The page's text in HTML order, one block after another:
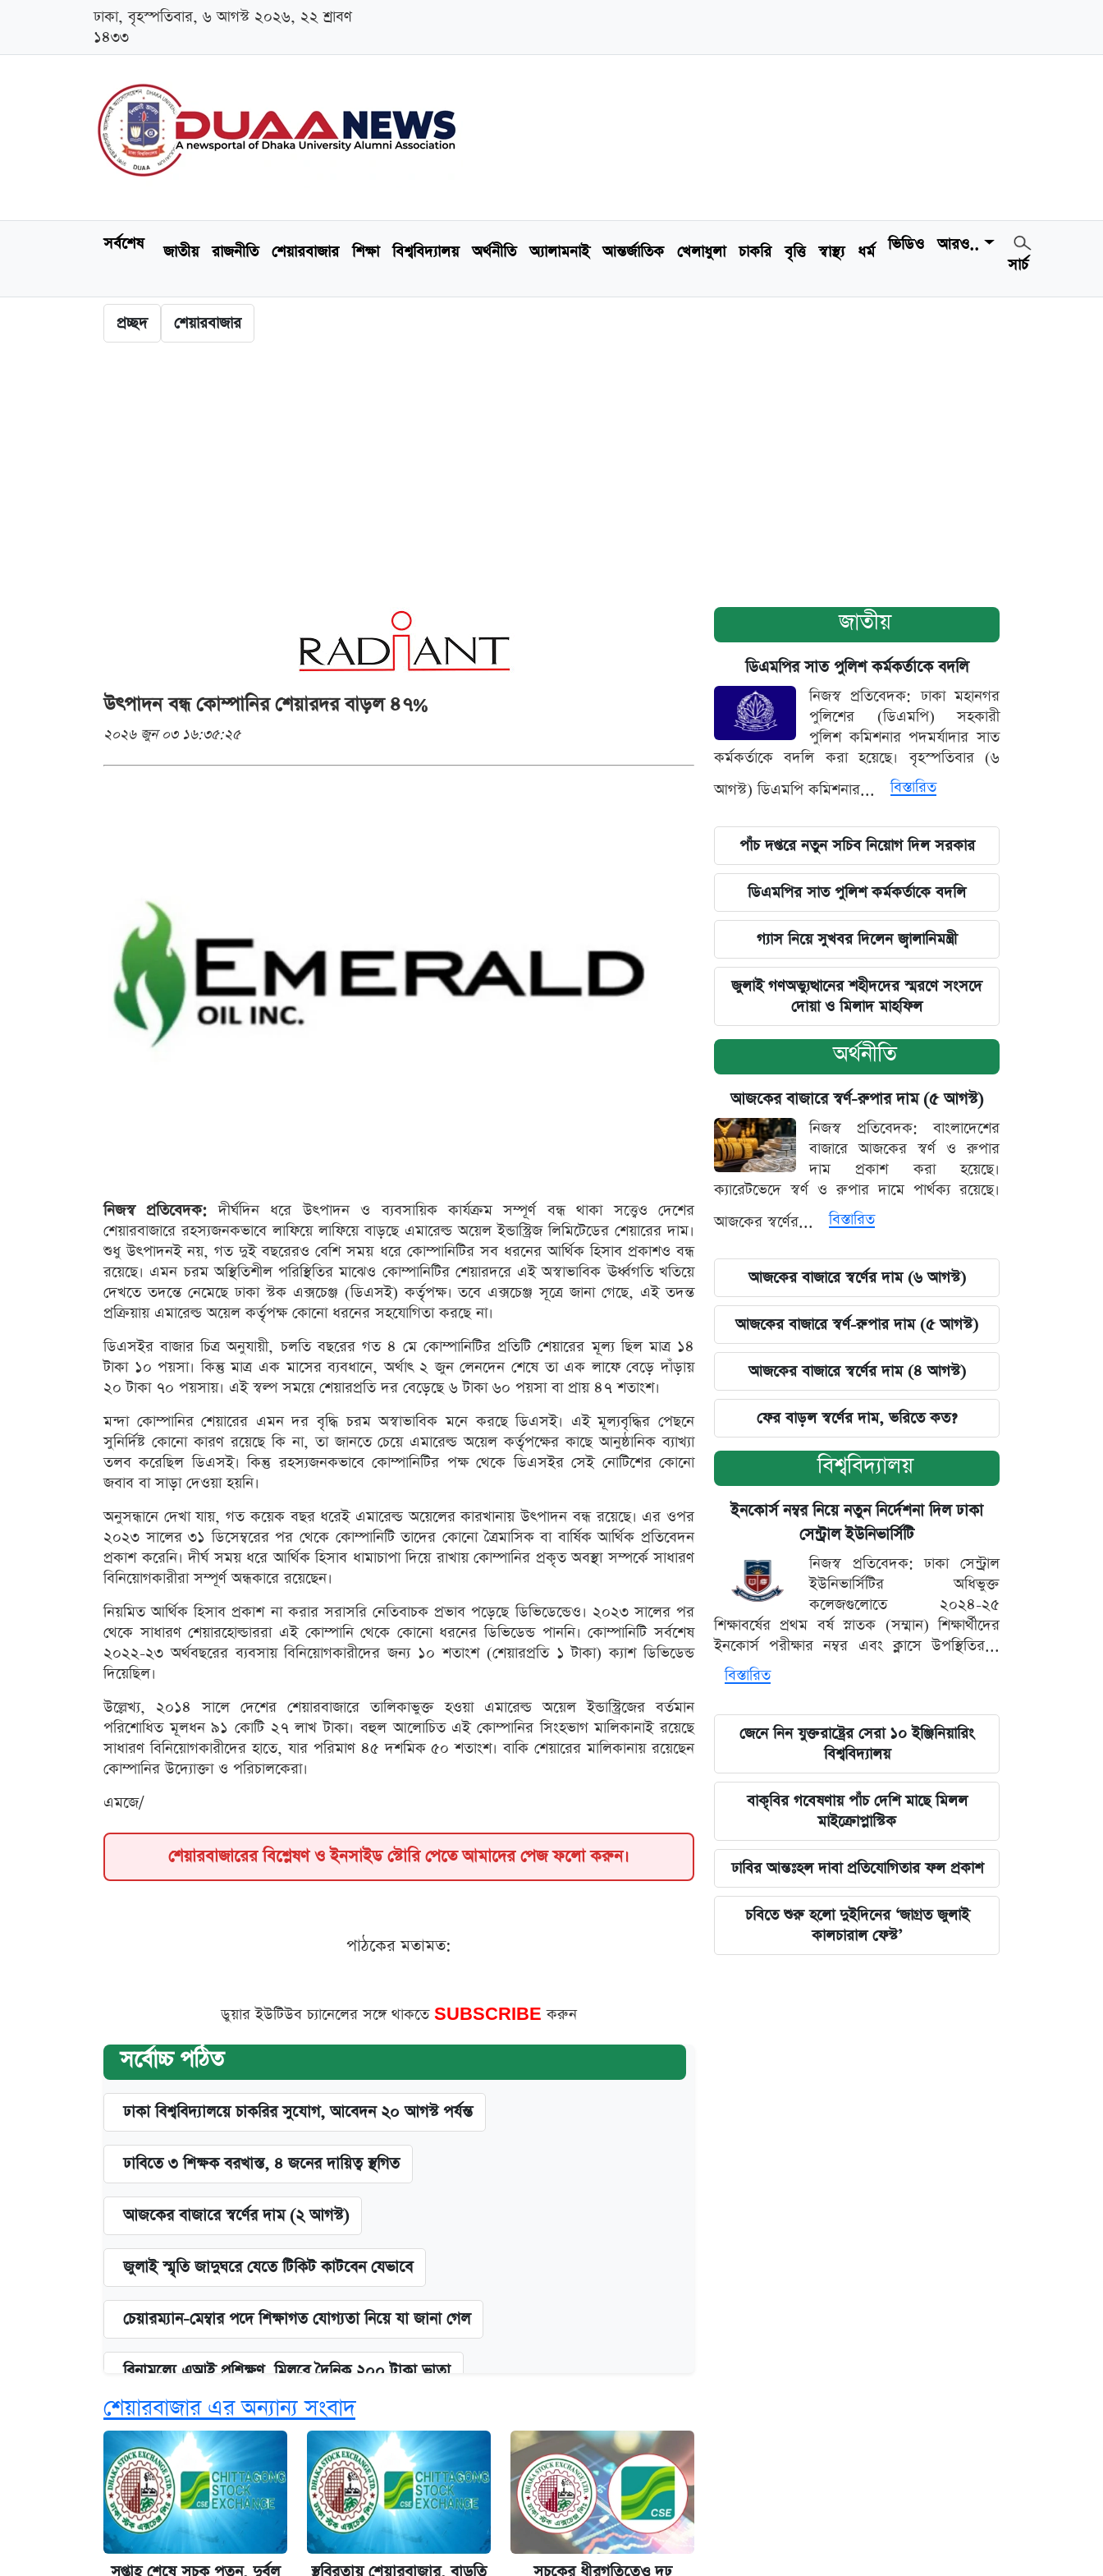
ঢাকা, বৃহস্পতিবার, ৬ আগস্ট ২০২৬, ২২ শ্রাবণ
১৪৩৩
সর্বশেষ জাতীয় রাজনীতি শেয়ারবাজার শিক্ষা বিশ্ববিদ্যালয় অর্থনীতি অ্যালামনাই আন্তর্জাতিক খেলাধুলা চাকরি বৃত্তি স্বাস্থ্য ধর্ম ভিডিও
আরও..
সার্চ
প্রচ্ছদ শেয়ারবাজার
উৎপাদন বন্ধ কোম্পানির শেয়ারদর বাড়ল ৪৭%
২০২৬ জুন ০৩ ১৬:৩৫:২৫
নিজস্ব প্রতিবেদক: দীর্ঘদিন ধরে উৎপাদন ও ব্যবসায়িক কার্যক্রম সম্পূর্ণ বন্ধ থাকা সত্ত্বেও দেশের
শেয়ারবাজারে রহস্যজনকভাবে লাফিয়ে লাফিয়ে বাড়ছে এমারেল্ড অয়েল ইন্ডাস্ট্রিজ লিমিটেডের শেয়ারের দাম।
শুধু উৎপাদনই নয়, গত দুই বছরেরও বেশি সময় ধরে কোম্পানিটির সব ধরনের আর্থিক হিসাব প্রকাশও বন্ধ
রয়েছে। এমন চরম অস্থিতিশীল পরিস্থিতির মাঝেও কোম্পানিটির শেয়ারদরে এই অস্বাভাবিক ঊর্ধ্বগতি খতিয়ে
দেখতে তদন্তে নেমেছে ঢাকা স্টক এক্সচেঞ্জ (ডিএসই) কর্তৃপক্ষ। তবে এক্সচেঞ্জ সূত্রে জানা গেছে, এই তদন্ত
প্রক্রিয়ায় এমারেল্ড অয়েল কর্তৃপক্ষ কোনো ধরনের সহযোগিতা করছে না।
ডিএসইর বাজার চিত্র অনুযায়ী, চলতি বছরের গত ৪ মে কোম্পানিটির প্রতিটি শেয়ারের মূল্য ছিল মাত্র ১৪
টাকা ১০ পয়সা। কিন্তু মাত্র এক মাসের ব্যবধানে, অর্থাৎ ২ জুন লেনদেন শেষে তা এক লাফে বেড়ে দাঁড়ায়
২০ টাকা ৭০ পয়সায়। এই স্বল্প সময়ে শেয়ারপ্রতি দর বেড়েছে ৬ টাকা ৬০ পয়সা বা প্রায় ৪৭ শতাংশ।
মন্দা কোম্পানির শেয়ারের এমন দর বৃদ্ধি চরম অস্বাভাবিক মনে করছে ডিএসই। এই মূল্যবৃদ্ধির পেছনে
সুনির্দিষ্ট কোনো কারণ রয়েছে কি না, তা জানতে চেয়ে এমারেল্ড অয়েল কর্তৃপক্ষের কাছে আনুষ্ঠানিক ব্যাখ্যা
তলব করেছিল ডিএসই। কিন্তু রহস্যজনকভাবে কোম্পানিটির পক্ষ থেকে ডিএসইর সেই নোটিশের কোনো
জবাব বা সাড়া দেওয়া হয়নি।
অনুসন্ধানে দেখা যায়, গত কয়েক বছর ধরেই এমারেল্ড অয়েলের কারখানায় উৎপাদন বন্ধ রয়েছে। এর ওপর
২০২৩ সালের ৩১ ডিসেম্বরের পর থেকে কোম্পানিটি তাদের কোনো ত্রৈমাসিক বা বার্ষিক আর্থিক প্রতিবেদন
প্রকাশ করেনি। দীর্ঘ সময় ধরে আর্থিক হিসাব ধামাচাপা দিয়ে রাখায় কোম্পানির প্রকৃত অবস্থা সম্পর্কে সাধারণ
বিনিয়োগকারীরা সম্পূর্ণ অন্ধকারে রয়েছেন।
নিয়মিত আর্থিক হিসাব প্রকাশ না করার সরাসরি নেতিবাচক প্রভাব পড়েছে ডিভিডেন্ডেও। ২০২৩ সালের পর
থেকে সাধারণ শেয়ারহোল্ডাররা এই কোম্পানি থেকে কোনো ধরনের ডিভিডেন্ড পাননি। কোম্পানিটি সর্বশেষ
২০২২-২৩ অর্থবছরের ব্যবসায় বিনিয়োগকারীদের জন্য ১০ শতাংশ (শেয়ারপ্রতি ১ টাকা) ক্যাশ ডিভিডেন্ড
দিয়েছিল।
উল্লেখ্য, ২০১৪ সালে দেশের শেয়ারবাজারে তালিকাভুক্ত হওয়া এমারেল্ড অয়েল ইন্ডাস্ট্রিজের বর্তমান
পরিশোধিত মূলধন ৯১ কোটি ২৭ লাখ টাকা। বহুল আলোচিত এই কোম্পানির সিংহভাগ মালিকানাই রয়েছে
সাধারণ বিনিয়োগকারীদের হাতে, যার পরিমাণ ৪৫ দশমিক ৫০ শতাংশ। বাকি শেয়ারের মালিকানায় রয়েছেন
কোম্পানির উদ্যোক্তা ও পরিচালকেরা।
এমজে/
শেয়ারবাজারের বিশ্লেষণ ও ইনসাইড স্টোরি পেতে আমাদের পেজ ফলো করুন।
পাঠকের মতামত:
ডুয়ার ইউটিউব চ্যানেলের সঙ্গে থাকতে SUBSCRIBEকরুন
সর্বোচ্চ পঠিত
ঢাকা বিশ্ববিদ্যালয়ে চাকরির সুযোগ, আবেদন ২০ আগস্ট পর্যন্ত
ঢাবিতে ৩ শিক্ষক বরখাস্ত, ৪ জনের দায়িত্ব স্থগিত
আজকের বাজারে স্বর্ণের দাম (২ আগস্ট)
জুলাই স্মৃতি জাদুঘরে যেতে টিকিট কাটবেন যেভাবে
চেয়ারম্যান-মেম্বার পদে শিক্ষাগত যোগ্যতা নিয়ে যা জানা গেল
বিনামূল্যে এআই প্রশিক্ষণ, মিলবে দৈনিক ২০০ টাকা ভাতা
দেশের বাজারে ফের বেড়েছে সোনার দাম
ভাতা-উপবৃত্তির আবেদন শুরু, জেনে নিন পদ্ধতি
‘গুলশানের চামেলি’ তে যৌনকর্মীর দালাল অ্যাডলফ খান
শেয়ারবাজার এর অন্যান্য সংবাদ
জাতীয়
ডিএমপির সাত পুলিশ কর্মকর্তাকে বদলি
নিজস্ব প্রতিবেদক: ঢাকা মহানগর
পুলিশের (ডিএমপি) সহকারী
পুলিশ কমিশনার পদমর্যাদার সাত
কর্মকর্তাকে বদলি করা হয়েছে। বৃহস্পতিবার (৬
আগস্ট) ডিএমপি কমিশনার...
বিস্তারিত
পাঁচ দপ্তরে নতুন সচিব নিয়োগ দিল সরকার
ডিএমপির সাত পুলিশ কর্মকর্তাকে বদলি
গ্যাস নিয়ে সুখবর দিলেন জ্বালানিমন্ত্রী
জুলাই গণঅভ্যুত্থানের শহীদদের স্মরণে সংসদে
দোয়া ও মিলাদ মাহফিল
অর্থনীতি
আজকের বাজারে স্বর্ণ-রুপার দাম (৫ আগস্ট)
নিজস্ব প্রতিবেদক: বাংলাদেশের
বাজারে আজকের স্বর্ণ ও রুপার
দাম প্রকাশ করা হয়েছে।
ক্যারেটভেদে স্বর্ণ ও রুপার দামে পার্থক্য রয়েছে।
আজকের স্বর্ণের...
বিস্তারিত
আজকের বাজারে স্বর্ণের দাম (৬ আগস্ট)
আজকের বাজারে স্বর্ণ-রুপার দাম (৫ আগস্ট)
আজকের বাজারে স্বর্ণের দাম (৪ আগস্ট)
ফের বাড়ল স্বর্ণের দাম, ভরিতে কত?
বিশ্ববিদ্যালয়
ইনকোর্স নম্বর নিয়ে নতুন নির্দেশনা দিল ঢাকা
সেন্ট্রাল ইউনিভার্সিটি
নিজস্ব প্রতিবেদক: ঢাকা সেন্ট্রাল
ইউনিভার্সিটির অধিভুক্ত
কলেজগুলোতে ২০২৪-২৫
শিক্ষাবর্ষের প্রথম বর্ষ স্নাতক (সম্মান) শিক্ষার্থীদের
ইনকোর্স পরীক্ষার নম্বর এবং ক্লাসে উপস্থিতির...
বিস্তারিত
জেনে নিন যুক্তরাষ্ট্রের সেরা ১০ ইঞ্জিনিয়ারিং
বিশ্ববিদ্যালয়
বাকৃবির গবেষণায় পাঁচ দেশি মাছে মিলল
মাইক্রোপ্লাস্টিক
ঢাবির আন্তঃহল দাবা প্রতিযোগিতার ফল প্রকাশ
চবিতে শুরু হলো দুইদিনের ‘জাগ্রত জুলাই
কালচারাল ফেস্ট’